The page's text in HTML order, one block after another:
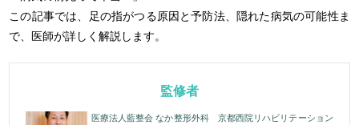
この記事では、足の指がつる原因と予防法、隠れた病気の可能性ま
で、医師が詳しく解説します。
監修者
医療法人藍整会 なか整形外科 京都西院リハビリテーション